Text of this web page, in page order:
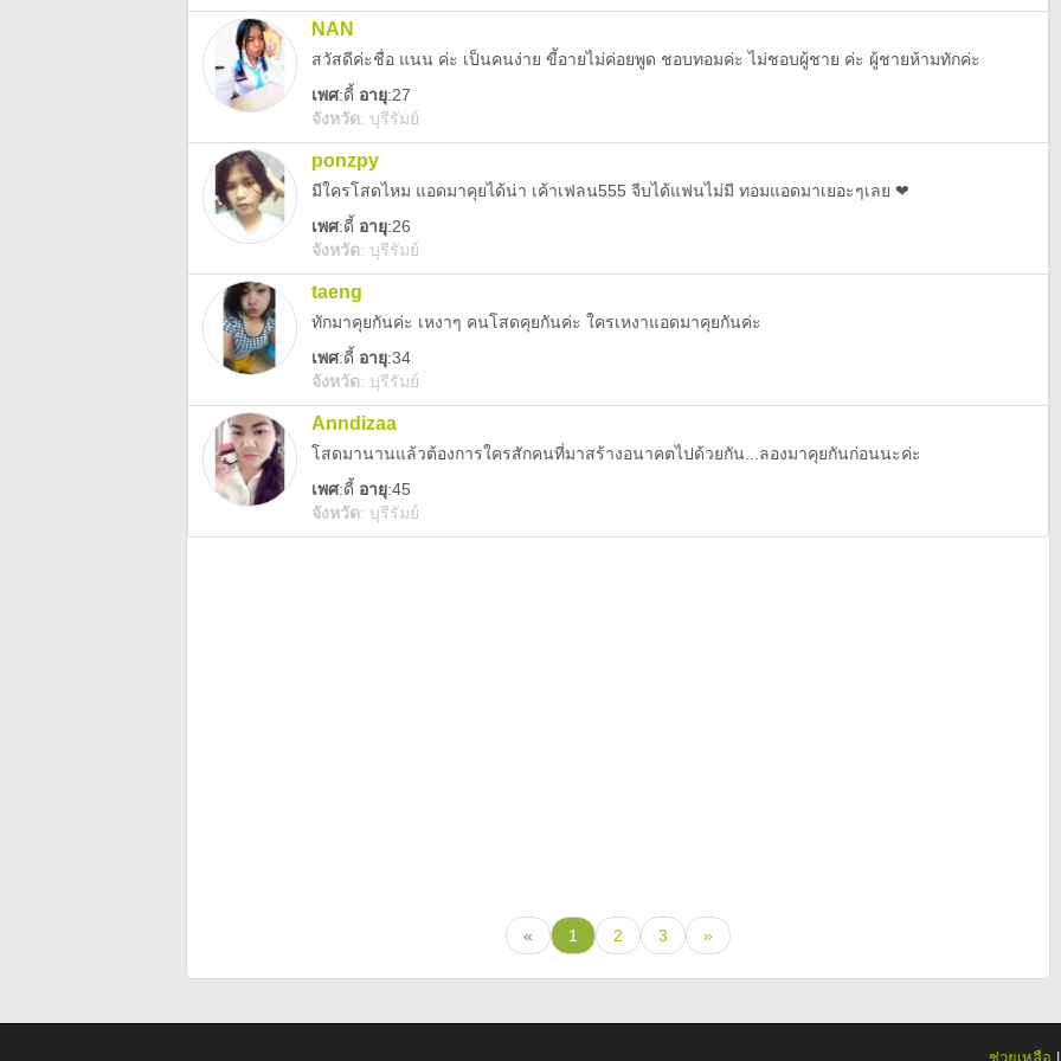
NAN
สวัสดีค่ะชื่อ แนน ค่ะ เป็นคนง่าย ขี้อายไม่ค่อยพูด ชอบทอมค่ะ ไม่ชอบผู้ชาย ค่ะ ผู้ชายห้ามทักค่ะ
เพศ:ดี้ อายุ:27
จังหวัด: บุรีรัมย์
ponzpy
มีใครโสดไหม แอดมาคุยได้น่า เค้าเฟลน555 จีบได้แฟนไม่มี ทอมแอดมาเยอะๆเลย ❤
เพศ:ดี้ อายุ:26
จังหวัด: บุรีรัมย์
taeng
ทักมาคุยกันค่ะ เหงาๆ คนโสดคุยกันค่ะ ใครเหงาแอดมาคุยกันค่ะ
เพศ:ดี้ อายุ:34
จังหวัด: บุรีรัมย์
Anndizaa
โสดมานานแล้วต้องการใครสักคนที่มาสร้างอนาคตไปด้วยกัน...ลองมาคุยกันก่อนนะค่ะ
เพศ:ดี้ อายุ:45
จังหวัด: บุรีรัมย์
« 1 2 3 »